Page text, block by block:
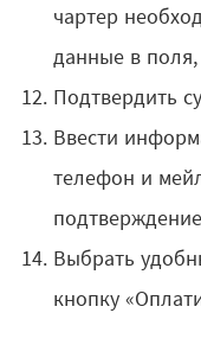
чартер
данные в
Подтвердить
Ввести
телефон и
Выбрать
кнопку